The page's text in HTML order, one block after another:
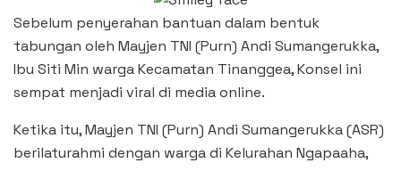
Sebelum penyerahan bantuan dalam bentuk
tabungan oleh Mayjen TNI (Purn) Andi Sumangerukka,
Ibu Siti Min warga Kecamatan Tinanggea, Konsel ini
sempat menjadi viral di media online.
Ketika itu, Mayjen TNI (Purn) Andi Sumangerukka (ASR)
berilaturahmi dengan warga di Kelurahan Ngapaaha,